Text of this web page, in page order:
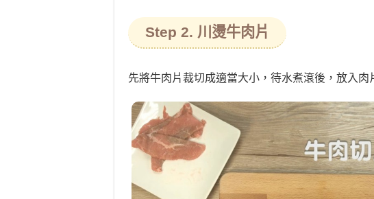
Step 2. 川燙牛肉片
先將牛肉片裁切成適當大小，待水煮滾後，放入肉